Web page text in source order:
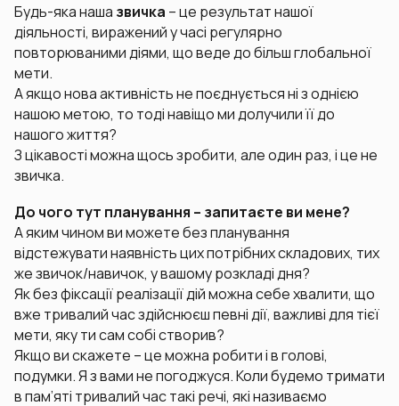
Будь-яка наша звичка – це результат нашої
діяльності, виражений у часі регулярно
повторюваними діями, що веде до більш глобальної
мети.
А якщо нова активність не поєднується ні з однією
нашою метою, то тоді навіщо ми долучили її до
нашого життя?
З цікавості можна щось зробити, але один раз, і це не
звичка.
До чого тут планування – запитаєте ви мене?
А яким чином ви можете без планування
відстежувати наявність цих потрібних складових, тих
же звичок/навичок, у вашому розкладі дня?
Як без фіксації реалізації дій можна себе хвалити, що
вже тривалий час здійснюєш певні дії, важливі для тієї
мети, яку ти сам собі створив?
Якщо ви скажете – це можна робити і в голові,
подумки. Я з вами не погоджуся. Коли будемо тримати
в пам’яті тривалий час такі речі, які називаємо